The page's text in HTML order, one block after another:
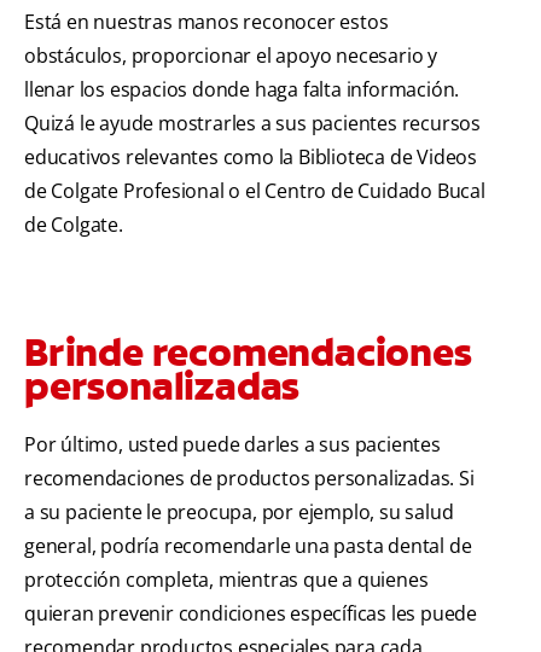
Está en nuestras manos reconocer estos
obstáculos, proporcionar el apoyo necesario y
llenar los espacios donde haga falta información.
Quizá le ayude mostrarles a sus pacientes recursos
educativos relevantes como la Biblioteca de Videos
de Colgate Profesional o el Centro de Cuidado Bucal
de Colgate.
Brinde recomendaciones
personalizadas
Por último, usted puede darles a sus pacientes
recomendaciones de productos personalizadas. Si
a su paciente le preocupa, por ejemplo, su salud
general, podría recomendarle una pasta dental de
protección completa, mientras que a quienes
quieran prevenir condiciones específicas les puede